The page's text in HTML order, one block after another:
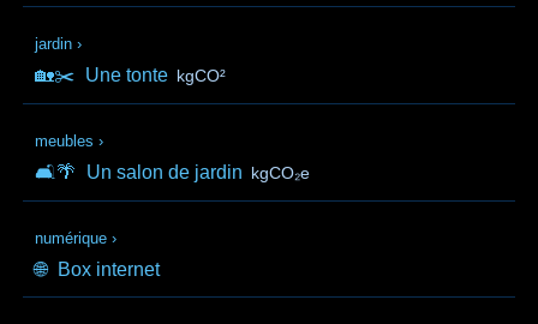
jardin ›
🏡✂️ Une tonte kgCO²
meubles ›
🛋️🌴 Un salon de jardin kgCO₂e
numérique ›
🌐 Box internet